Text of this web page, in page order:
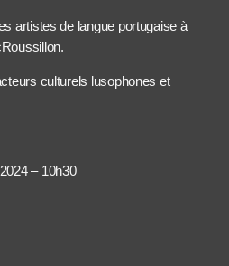
artistes de langue portugaise à
culturels lusophones et
– 10h30